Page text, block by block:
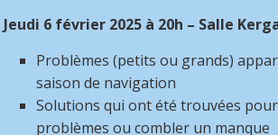
Jeudi 6 février 2025 à 20h – Salle
Problèmes (petits ou grands)
saison de navigation
Solutions qui ont été trouvées
problèmes ou combler un manque